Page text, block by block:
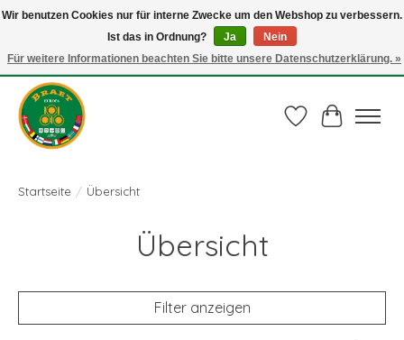
Juli actie: 10% korting op alle ECO-PROOF pannen en bij een bestelling van €
75,00 of meer ook nog een mooie vleestang t.w.v. € 10,00 HELEMAAL GRATIS
Gebruik de code: ECO-PROOF.
Wunschzettel
Ihr
Startseite / Übersicht
Übersicht
Filter anzeigen
Wir benutzen Cookies nur für interne Zwecke um den Webshop zu verbessern.
Ist das in Ordnung?
Ja
Nein
Für weitere Informationen beachten Sie bitte unsere Datenschutzerklärung. »